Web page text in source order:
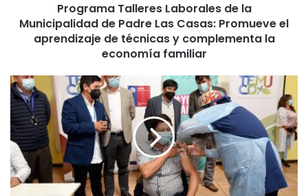
e
s
L
a
b
o
r
a
Programa Talleres Laborales de la
Municipalidad de Padre Las Casas: Promueve el
aprendizaje de técnicas y complementa la
economía familiar
M
u
n
i
c
i
p
i